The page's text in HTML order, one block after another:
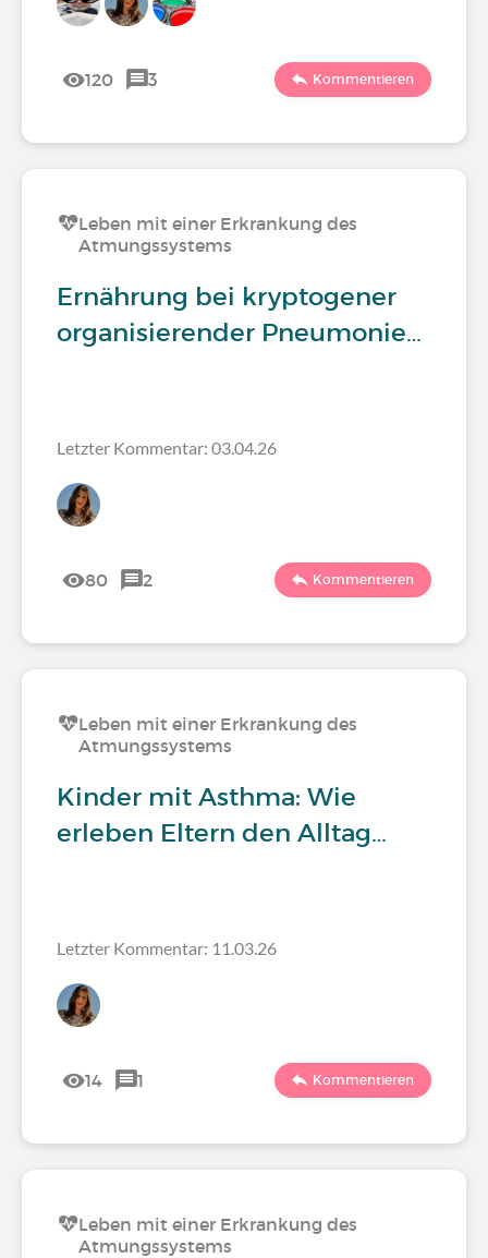
120 3 Kommentieren
Leben mit einer Erkrankung des
Atmungssystems
Ernährung bei kryptogener
organisierender Pneumonie…
Letzter Kommentar: 03.04.26
80 2 Kommentieren
Leben mit einer Erkrankung des
Atmungssystems
Kinder mit Asthma: Wie
erleben Eltern den Alltag…
Letzter Kommentar: 11.03.26
14 1 Kommentieren
Leben mit einer Erkrankung des
Atmungssystems